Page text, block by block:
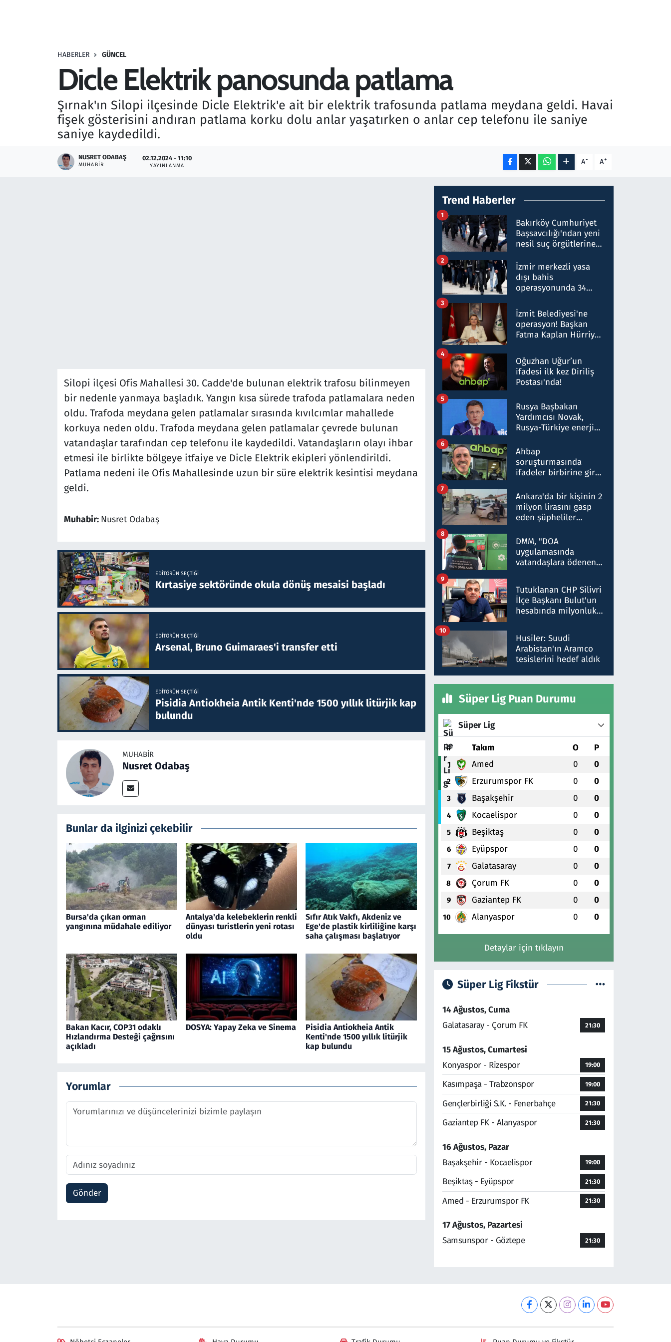
HABERLER GÜNCEL
Dicle Elektrik panosunda patlama
Şırnak'ın Silopi ilçesinde Dicle Elektrik'e ait bir elektrik trafosunda patlama meydana geldi. Havai
fişek gösterisini andıran patlama korku dolu anlar yaşatırken o anlar cep telefonu ile saniye
saniye kaydedildi.
NUSRET ODABAŞ
MUHABIR
02.12.2024 - 11:10
YAYINLANMA A- A+
Silopi ilçesi Ofis Mahallesi 30. Cadde'de bulunan elektrik trafosu bilinmeyen
bir nedenle yanmaya başladık. Yangın kısa sürede trafoda patlamalara neden
oldu. Trafoda meydana gelen patlamalar sırasında kıvılcımlar mahallede
korkuya neden oldu. Trafoda meydana gelen patlamalar çevrede bulunan
vatandaşlar tarafından cep telefonu ile kaydedildi. Vatandaşların olayı ihbar
etmesi ile birlikte bölgeye itfaiye ve Dicle Elektrik ekipleri yönlendirildi.
Patlama nedeni ile Ofis Mahallesinde uzun bir süre elektrik kesintisi meydana
geldi.
Muhabir: Nusret Odabaş
EDITÖRÜN SEÇTIĞI
Kırtasiye sektöründe okula dönüş mesaisi başladı
EDITÖRÜN SEÇTIĞI
Arsenal, Bruno Guimaraes'i transfer etti
EDITÖRÜN SEÇTIĞI
Pisidia Antiokheia Antik Kenti'nde 1500 yıllık litürjik kap
bulundu
MUHABIR
Nusret Odabaş
Bunlar da ilginizi çekebilir
Bursa'da çıkan orman
yangınına müdahale ediliyor
Antalya'da kelebeklerin renkli
dünyası turistlerin yeni rotası
oldu
Sıfır Atık Vakfı, Akdeniz ve
Ege'de plastik kirliliğine karşı
saha çalışması başlatıyor
Bakan Kacır, COP31 odaklı
Hızlandırma Desteği çağrısını
açıkladı
DOSYA: Yapay Zeka ve Sinema
Pisidia Antiokheia Antik
Kenti'nde 1500 yıllık litürjik
kap bulundu
Yorumlar
Gönder
Trend Haberler
Bakırköy Cumhuriyet
Başsavcılığı'ndan yeni
nesil suç örgütlerine
hakkında gözaltı kararı
1
İzmir merkezli yasa
dışı bahis
operasyonunda 34
Milyar liralık para
trafiği tespit edildi
2
İzmit Belediyesi'ne
operasyon! Başkan
Fatma Kaplan Hürriyet
3
Oğuzhan Uğur’un
ifadesi ilk kez Diriliş
Postası'nda!
4
Rusya Başbakan
Yardımcısı Novak,
Rusya-Türkiye enerji
nitelikte olduğunu
belirtti
5
Ahbap
soruşturmasında
ifadeler birbirine girdi:
ifadelerinden ortaya
çıkan tablo şok etti
6
Ankara'da bir kişinin 2
milyon lirasını gasp
eden şüpheliler
7
DMM, "DOA
uygulamasında
vatandaşlara ödenen
düşürüldüğü" iddiasını
yalanladı
8
Tutuklanan CHP Silivri
İlçe Başkanı Bulut'un
hesabında milyonluk
talimat verdi, ben
gönderdim
9
Husiler: Suudi
Arabistan'ın Aramco
tesislerini hedef aldık
10
Süper Lig Puan Durumu
Süper Lig
# Takım O P
1 Amed 0 0
2 Erzurumspor FK 0 0
3 Başakşehir 0 0
4 Kocaelispor 0 0
5 Beşiktaş 0 0
6 Eyüpspor 0 0
7 Galatasaray 0 0
8 Çorum FK 0 0
9 Gaziantep FK 0 0
10 Alanyaspor 0 0
Detaylar için tıklayın
Süper Lig Fikstür
14 Ağustos, Cuma
Galatasaray - Çorum FK
21:30
15 Ağustos, Cumartesi
Konyaspor - Rizespor
19:00
Kasımpaşa - Trabzonspor 19:00
Gençlerbirliği S.K. - Fenerbahçe 21:30
Gaziantep FK - Alanyaspor 21:30
16 Ağustos, Pazar
Başakşehir - Kocaelispor
19:00
Beşiktaş - Eyüpspor 21:30
Amed - Erzurumspor FK 21:30
17 Ağustos, Pazartesi
Samsunspor - Göztepe
21:30
Savunma Sanayi
Seçim 2023